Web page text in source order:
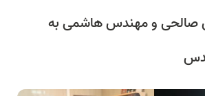
صالحی و مهندس هاشمی به